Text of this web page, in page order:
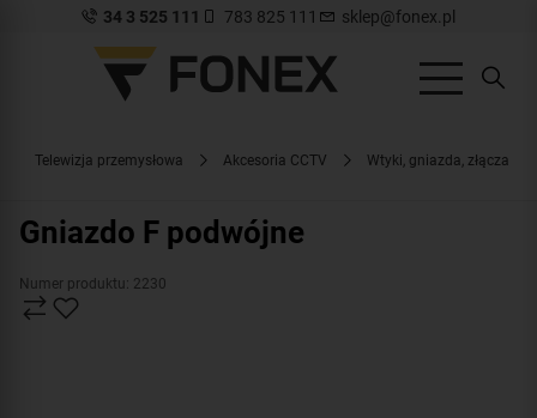
34 3 525 111 783 825 111 sklep@fonex.pl
Telewizja przemysłowa Akcesoria CCTV Wtyki, gniazda, złącza
Gniazdo F podwójne
Numer produktu: 2230